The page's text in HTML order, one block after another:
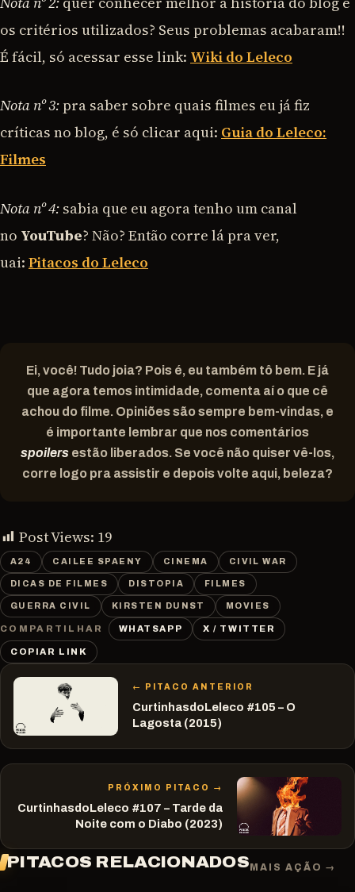
os critérios utilizados? Seus problemas acabaram!!
É fácil, só acessar esse link: Wiki do Leleco
Nota nº 3: pra saber sobre quais filmes eu já fiz
críticas no blog, é só clicar aqui: Guia do Leleco:
Filmes
Nota nº 4: sabia que eu agora tenho um canal
no YouTube? Não? Então corre lá pra ver,
uai: Pitacos do Leleco
Ei, você! Tudo joia? Pois é, eu também tô bem. E já
que agora temos intimidade, comenta aí o que cê
achou do filme. Opiniões são sempre bem-vindas, e
é importante lembrar que nos comentários
spoilers estão liberados. Se você não quiser vê-los,
corre logo pra assistir e depois volte aqui, beleza?
Post Views: 19
A24 CAILEE SPAENY CINEMA CIVIL WAR
DICAS DE FILMES DISTOPIA FILMES
GUERRA CIVIL KIRSTEN DUNST MOVIES
COMPARTILHAR WHATSAPP X / TWITTER
COPIAR LINK
← PITACO ANTERIOR
CurtinhasdoLeleco #105 – O
Lagosta (2015)
PRÓXIMO PITACO →
CurtinhasdoLeleco #107 – Tarde da
Noite com o Diabo (2023)
PITACOS RELACIONADOSMAIS AÇÃO →